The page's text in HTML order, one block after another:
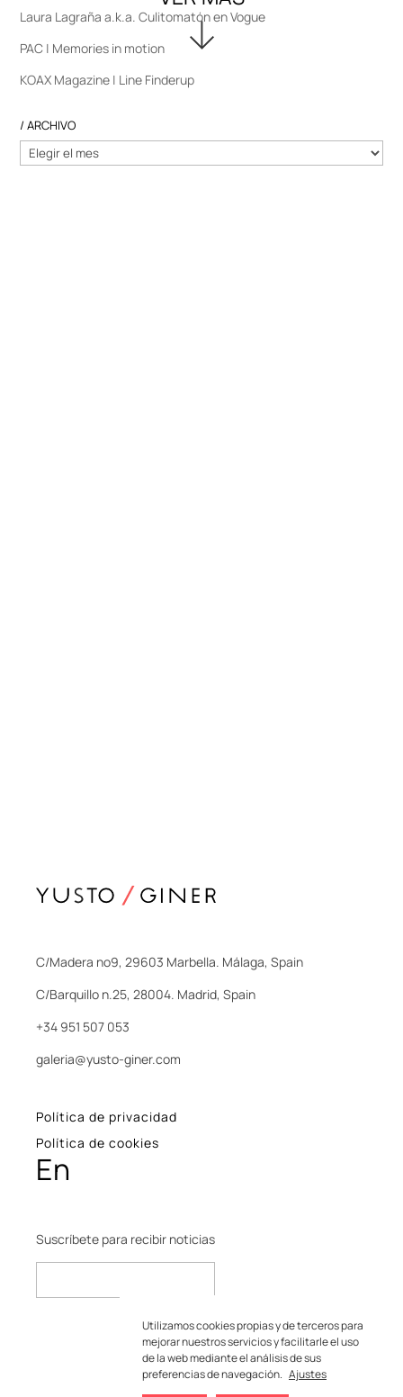
Laura Lagraña a.k.a. Culitomatón en Vogue
PAC | Memories in motion
KOAX Magazine | Line Finderup
/ ARCHIVO
C/Madera nº9, 29603 Marbella. Málaga, Spain
C/Barquillo n.25, 28004. Madrid, Spain
+34 951 507 053
galeria@yusto-giner.com
Política de privacidad
Política de cookies
En
Suscríbete para recibir noticias
Utilizamos cookies propias y de terceros para
mejorar nuestros servicios y facilitarle el uso
de la web mediante el análisis de sus
preferencias de navegación. Ajustes